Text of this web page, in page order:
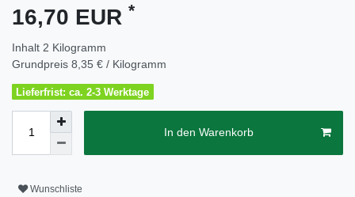
16,70 EUR *
Inhalt 2 Kilogramm
Grundpreis 8,35 € / Kilogramm
Lieferfrist: ca. 2-3 Werktage
In den Warenkorb
Wunschliste